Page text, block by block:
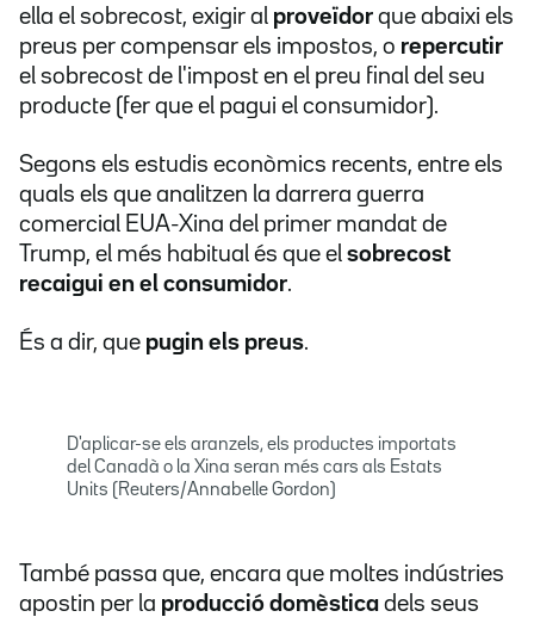
ella el sobrecost, exigir al proveïdor que abaixi els
preus per compensar els impostos, o repercutir
el sobrecost de l'impost en el preu final del seu
producte (fer que el pagui el consumidor).
Segons els estudis econòmics recents, entre els
quals els que analitzen la darrera guerra
comercial EUA-Xina del primer mandat de
Trump, el més habitual és que el sobrecost
recaigui en el consumidor.
És a dir, que pugin els preus.
D'aplicar-se els aranzels, els productes importats
del Canadà o la Xina seran més cars als Estats
Units (Reuters/Annabelle Gordon)
També passa que, encara que moltes indústries
apostin per la producció domèstica dels seus